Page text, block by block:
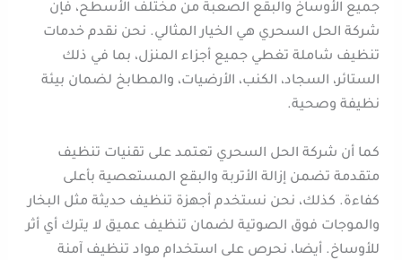
جميع الأوساخ والبقع الصعبة من مختلف الأسطح، فإن
شركة الحل السحري هي الخيار المثالي. نحن نقدم خدمات
تنظيف شاملة تغطي جميع أجزاء المنزل، بما في ذلك
الستائر، السجاد، الكنب، الأرضيات، والمطابخ لضمان بيئة
نظيفة وصحية.
كما أن شركة الحل السحري تعتمد على تقنيات تنظيف
متقدمة تضمن إزالة الأتربة والبقع المستعصية بأعلى
كفاءة. كذلك، نحن نستخدم أجهزة تنظيف حديثة مثل البخار
والموجات فوق الصوتية لضمان تنظيف عميق لا يترك أي أثر
للأوساخ. أيضا، نحرص على استخدام مواد تنظيف آمنة